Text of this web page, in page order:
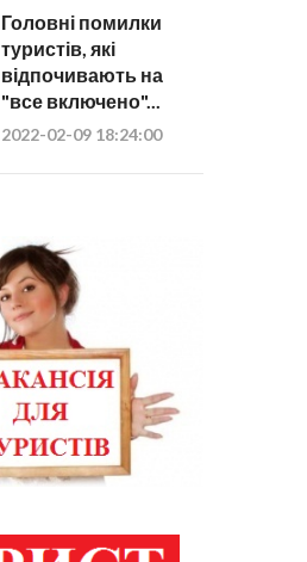
Головні помилки
туристів, які
відпочивають на
"все включено"...
2022-02-09 18:24:00